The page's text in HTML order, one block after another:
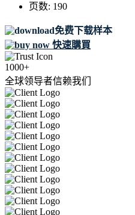
页数: 190
免费下载样本
快速購買
1000+
全球领导者信赖我们